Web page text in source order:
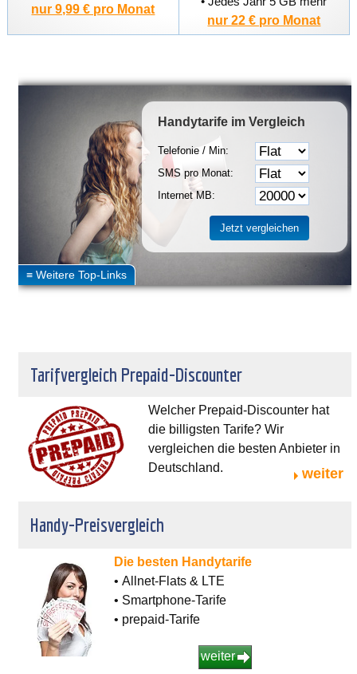
nur 9,99 € pro Monat
nur 22 € pro Monat
Handytarife im Vergleich
Telefonie / Min:
SMS pro Monat:
Internet MB:
Tarifvergleich Prepaid-Discounter
Welcher Prepaid-Discounter hat
die billigsten Tarife? Wir
vergleichen die besten Anbieter in
Deutschland.
weiter
Handy-Preisvergleich
Die besten Handytarife
• Allnet-Flats & LTE
• Smartphone-Tarife
• prepaid-Tarife
weiter